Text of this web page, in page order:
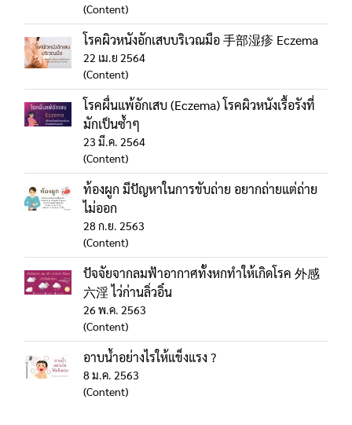
(Content)
โรคผิวหนังอักเสบบริเวณมือ 手部湿疹 Eczema
22 เม.ย 2564
(Content)
โรคผื่นแพ้อักเสบ (Eczema) โรคผิวหนังเรื้อรังที่
มักเป็นซ้ำๆ
23 มี.ค. 2564
(Content)
ท้องผูก มีปัญหาในการขับถ่าย อยากถ่ายแต่ถ่าย
ไม่ออก
28 ก.ย. 2563
(Content)
ปัจจัยจากลมฟ้าอากาศทั้งหกทำให้เกิดโรค 外感
六淫 ไว่ก่านลิ่วอิ๋น
26 พ.ค. 2563
(Content)
อาบน้ำอย่างไรให้แข็งแรง ?
8 ม.ค. 2563
(Content)